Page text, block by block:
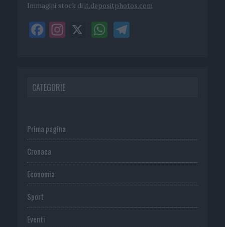
Immagini stock di it.depositphotos.com
CATEGORIE
Prima pagina
Cronaca
Economia
Sport
Eventi